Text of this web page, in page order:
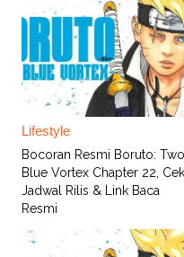
Lifestyle
Bocoran Resmi Boruto: Two
Blue Vortex Chapter 22, Cek
Jadwal Rilis & Link Baca
Resmi